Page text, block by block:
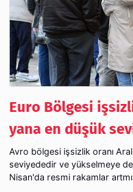
Euro Bölgesi
yana en düşük
Avro bölgesi işsizlik oranı
seviyededir ve yükselmeye
Nisan'da resmi rakamlar